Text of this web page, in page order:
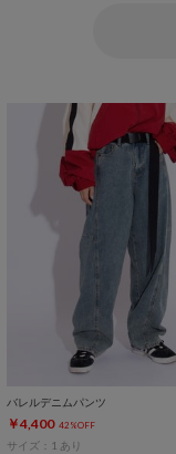
バレルデニムパンツ
￥4,400 42%OFF
サイズ：1 あり